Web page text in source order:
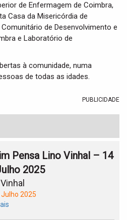
de Enfermagem de Coimbra,
Casa da Misericórdia de
de Desenvolvimento e
e Laboratório de
à comunidade, numa
de todas as idades.
PUBLICIDADE
Pensa Lino Vinhal – 14
2025
Julho 2025